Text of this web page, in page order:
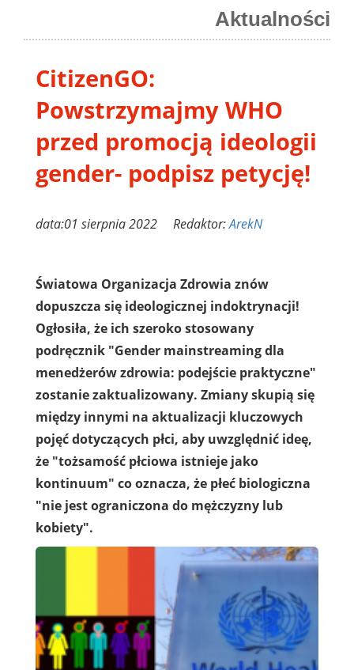
Aktualności
CitizenGO:
Powstrzymajmy WHO
przed promocją ideologii
gender- podpisz petycję!
data:01 sierpnia 2022 Redaktor:ArekN
Światowa Organizacja Zdrowia znów
dopuszcza się ideologicznej indoktrynacji!
Ogłosiła, że ich szeroko stosowany
podręcznik "Gender mainstreaming dla
menedżerów zdrowia: podejście praktyczne"
zostanie zaktualizowany. Zmiany skupią się
między innymi na aktualizacji kluczowych
pojęć dotyczących płci, aby uwzględnić ideę,
że "tożsamość płciowa istnieje jako
kontinuum" co oznacza, że płeć biologiczna
"nie jest ograniczona do mężczyzny lub
kobiety".